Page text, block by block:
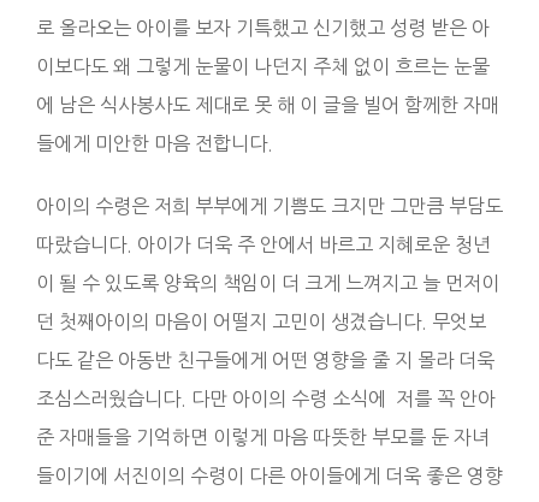
로 올라오는 아이를 보자 기특했고 신기했고 성령 받은 아
이보다도 왜 그렇게 눈물이 나던지 주체 없이 흐르는 눈물
에 남은 식사봉사도 제대로 못 해 이 글을 빌어 함께한 자매
들에게 미안한 마음 전합니다.
아이의 수령은 저희 부부에게 기쁨도 크지만 그만큼 부담도
따랐습니다. 아이가 더욱 주 안에서 바르고 지혜로운 청년
이 될 수 있도록 양육의 책임이 더 크게 느껴지고 늘 먼저이
던 첫째아이의 마음이 어떨지 고민이 생겼습니다. 무엇보
다도 같은 아동반 친구들에게 어떤 영향을 줄 지 몰라 더욱
조심스러웠습니다. 다만 아이의 수령 소식에 저를 꼭 안아
준 자매들을 기억하면 이렇게 마음 따뜻한 부모를 둔 자녀
들이기에 서진이의 수령이 다른 아이들에게 더욱 좋은 영향